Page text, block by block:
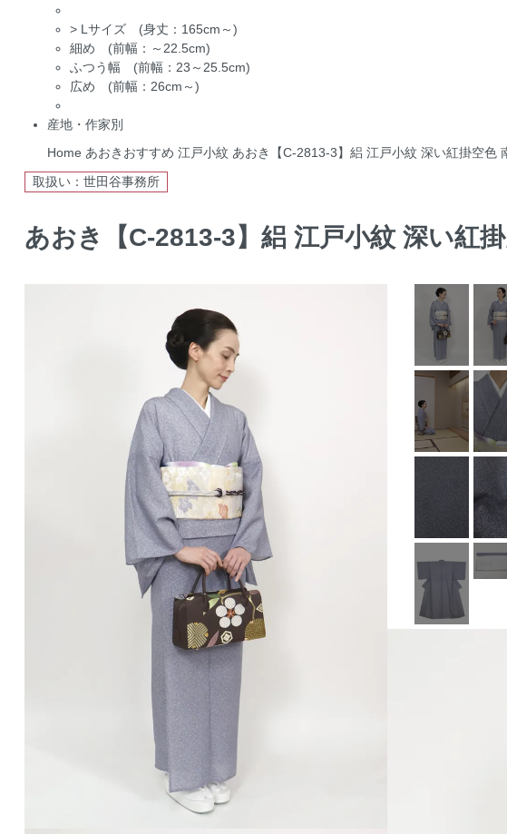
> Lサイズ (身丈：165cm～)
細め (前幅：～22.5cm)
ふつう幅 (前幅：23～25.5cm)
広め (前幅：26cm～)
産地・作家別
Home あおきおすすめ 江戸小紋 あおき【C-2813-3】絽 江戸小紋 深い紅掛空色
取扱い：世田谷事務所
あおき【C-2813-3】絽 江戸小紋 深い紅